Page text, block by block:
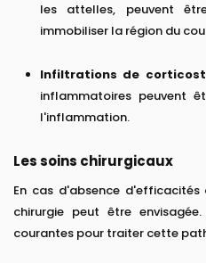
les attelles, peuvent
immobiliser la région du
Infiltrations de
inflammatoires peuvent
l'inflammation.
Les soins chirurgicaux
En cas d'absence
chirurgie peut être
courantes pour traiter cette